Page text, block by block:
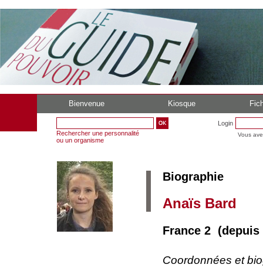
Bienvenue Kiosque
Rechercher une personnalité
ou un organisme
Login
Vous
Biographie
Anaïs Bard
France 2 (depuis
Coordonnées et